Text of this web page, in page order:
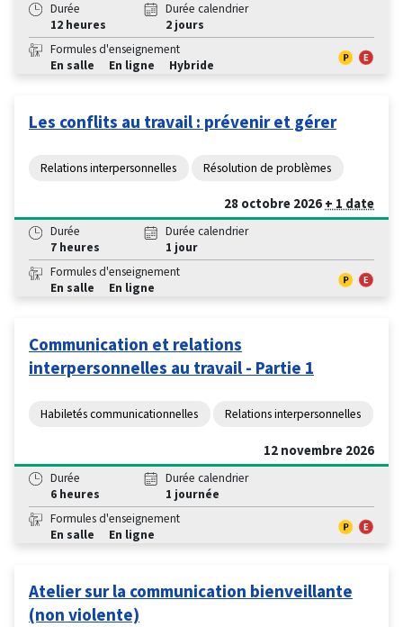
Durée
12 heures
Durée calendrier
2 jours
Formules d'enseignement
En salle
En ligne Hybride
Les conflits au travail : prévenir et gérer
Relations interpersonnelles Résolution de problèmes
28 octobre 2026+ 1 date
Durée
7 heures
Durée calendrier
1 jour
Formules d'enseignement
En salle
En ligne
Communication et relations
interpersonnelles au travail - Partie 1
Habiletés communicationnelles Relations interpersonnelles
12 novembre 2026
Durée
6 heures
Durée calendrier
1 journée
Formules d'enseignement
En salle
En ligne
Atelier sur la communication bienveillante
(non violente)